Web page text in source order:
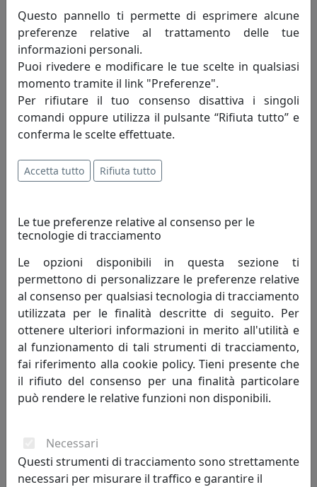
MemeDesign
TAVOLINO ROUND 2 ROTONDO D60 OUTDOOR ECT05060-06
MemeDesign
534,00 €
Questo pannello ti permette di esprimere alcune
preferenze relative al trattamento delle tue
informazioni personali.
Puoi rivedere e modificare le tue scelte in qualsiasi
momento tramite il link "Preferenze".
Per rifiutare il tuo consenso disattiva i singoli
comandi oppure utilizza il pulsante “Rifiuta tutto” e
conferma le scelte effettuate.
Accetta tutto Rifiuta tutto
Le tue preferenze relative al consenso per le
tecnologie di tracciamento
Le opzioni disponibili in questa sezione ti
permettono di personalizzare le preferenze relative
al consenso per qualsiasi tecnologia di tracciamento
utilizzata per le finalità descritte di seguito. Per
ottenere ulteriori informazioni in merito all'utilità e
al funzionamento di tali strumenti di tracciamento,
fai riferimento alla cookie policy. Tieni presente che
il rifiuto del consenso per una finalità particolare
può rendere le relative funzioni non disponibili.
Necessari
Questi strumenti di tracciamento sono strettamente
necessari per misurare il traffico e garantire il